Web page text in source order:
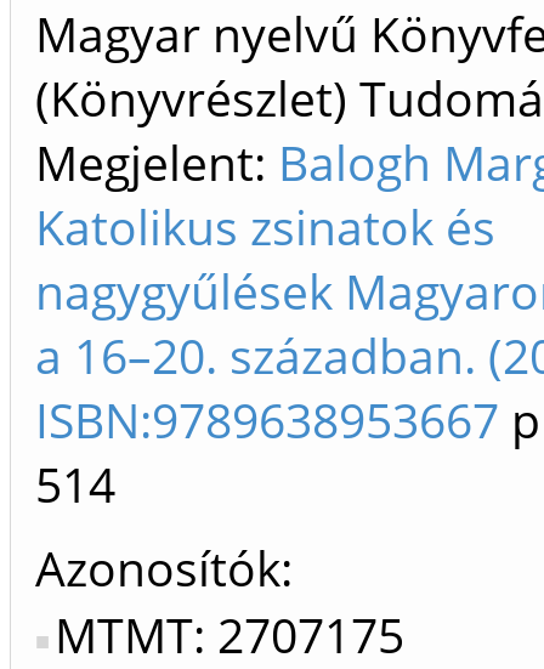
Magyar nyelvű
(Könyvrészlet)
Megjelent: Balogh
Katolikus zsinatok és
nagygyűlések
a 16–20. században.
ISBN:9789638953667
514
Azonosítók
MTMT: 2707175